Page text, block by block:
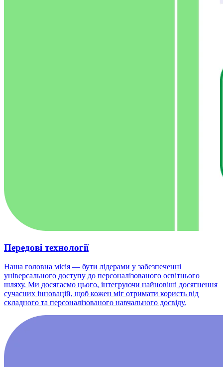
Передові технології
Наша головна місія — бути лідерами у забезпеченні
універсального доступу до персоналізованого освітнього
шляху. Ми досягаємо цього, інтегруючи найновіші досягнення
сучасних інновацій, щоб кожен міг отримати користь від
складного та персоналізованого навчального досвіду.